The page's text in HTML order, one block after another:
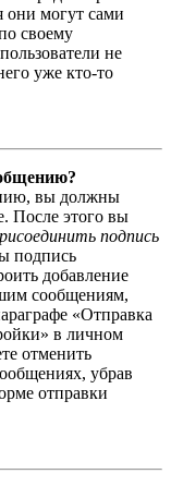
они могут сами
своему
не
уже кто-то
вы должны
После этого вы
подпись
подпись
добавление
сообщениям,
«Отправка
в личном
отменить
убрав
отправки